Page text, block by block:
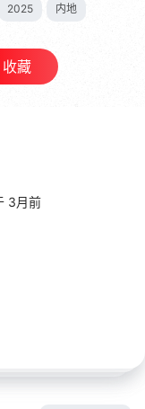
2025 内地
收藏
3月前